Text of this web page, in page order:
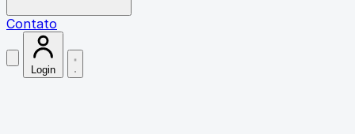
Contato
Login